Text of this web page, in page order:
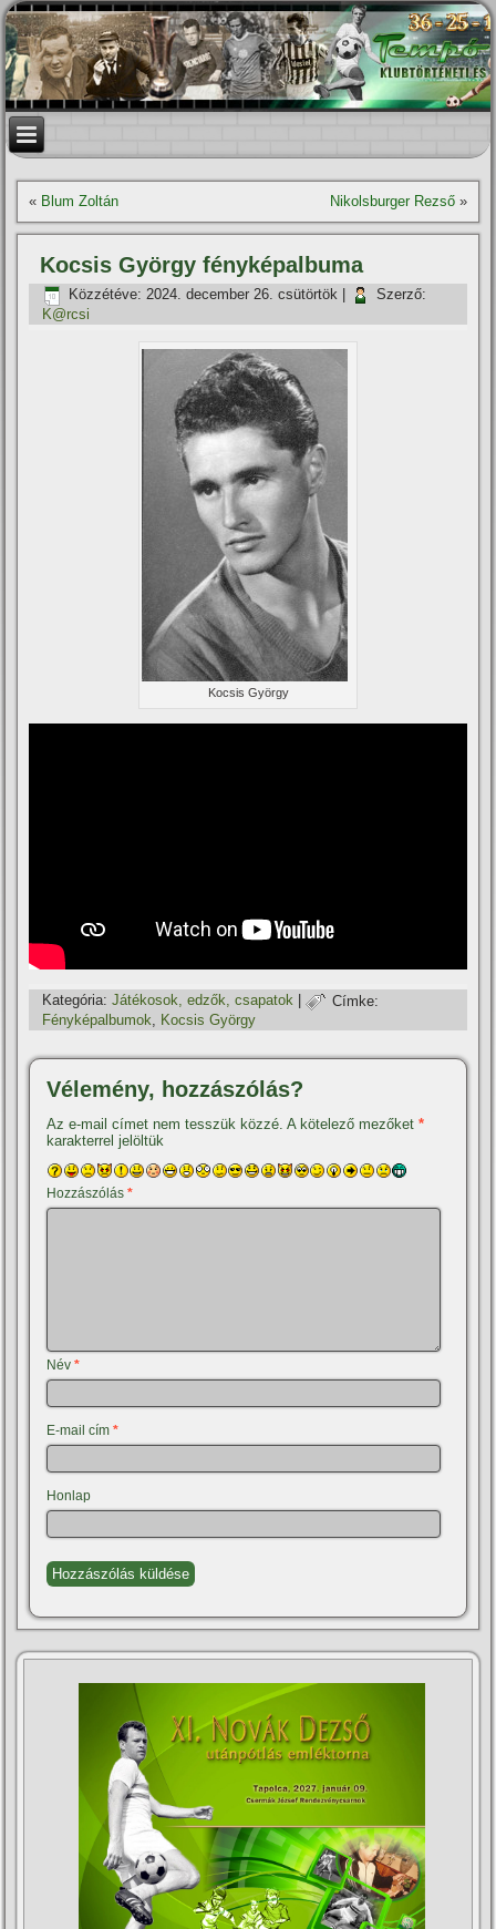
« Blum Zoltán Nikolsburger Rezső»
Kocsis György fényképalbuma
Közzétéve: 2024. december 26. csütörtök
Szerző:
K@rcsi
Kocsis György
Kategória: Játékosok, edzők, csapatok |
Címke:
Fényképalbumok, Kocsis György
Vélemény, hozzászólás?
Az e-mail címet nem tesszük közzé. A kötelező mezőket*
karakterrel jelöltük
Hozzászólás*
Név*
E-mail cím*
Honlap